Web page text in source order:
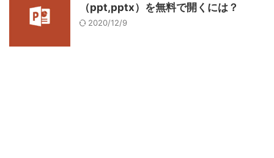
（ppt,pptx）を無料で開くには？
2020/12/9